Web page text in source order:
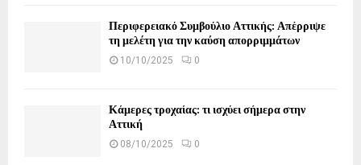
Περιφερειακό Συμβούλιο Αττικής: Απέρριψε
τη μελέτη για την καύση απορριμμάτων
10/10/2025 0
Κάμερες τροχαίας: τι ισχύει σήμερα στην
Αττική
08/10/2025 0